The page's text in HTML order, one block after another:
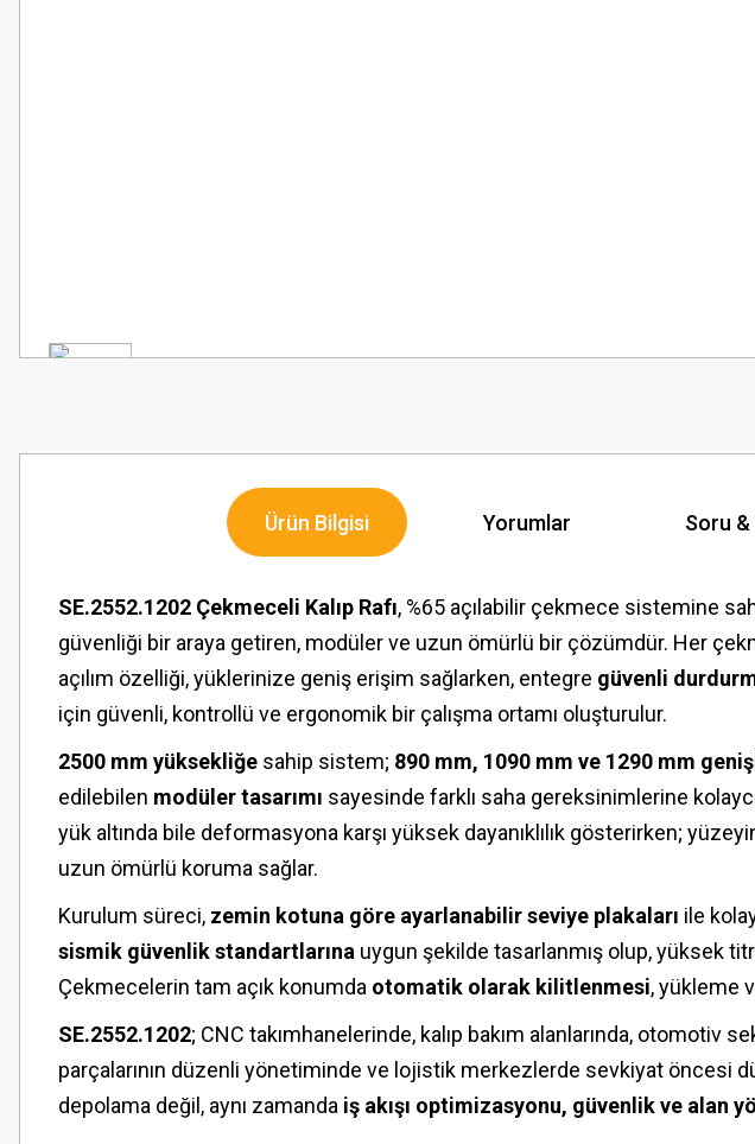
Ürün Bilgisi Yorumlar Soru &
SE.2552.1202 Çekmeceli Kalıp Rafı, %65 açılabilir çekmece sistemine
güvenliği bir araya getiren, modüler ve uzun ömürlü bir çözümdür. Her
açılım özelliği, yüklerinize geniş erişim sağlarken, entegre güvenli
için güvenli, kontrollü ve ergonomik bir çalışma ortamı oluşturulur.
2500 mm yüksekliğe sahip sistem; 890 mm, 1090 mm ve 1290 mm
edilebilen modüler tasarımı sayesinde farklı saha gereksinimlerine
yük altında bile deformasyona karşı yüksek dayanıklılık gösterirken;
uzun ömürlü koruma sağlar.
Kurulum süreci, zemin kotuna göre ayarlanabilir seviye plakaları ile
sismik güvenlik standartlarına uygun şekilde tasarlanmış olup, yüksek
Çekmecelerin tam açık konumda otomatik olarak kilitlenmesi, yükleme
SE.2552.1202; CNC takımhanelerinde, kalıp bakım alanlarında, otomotiv
parçalarının düzenli yönetiminde ve lojistik merkezlerde sevkiyat öncesi
depolama değil, aynı zamanda iş akışı optimizasyonu, güvenlik ve alan